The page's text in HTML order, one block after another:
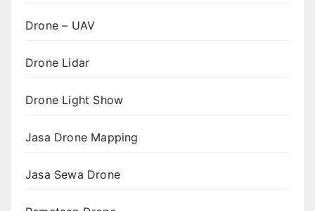
Drone – UAV
Drone Lidar
Drone Light Show
Jasa Drone Mapping
Jasa Sewa Drone